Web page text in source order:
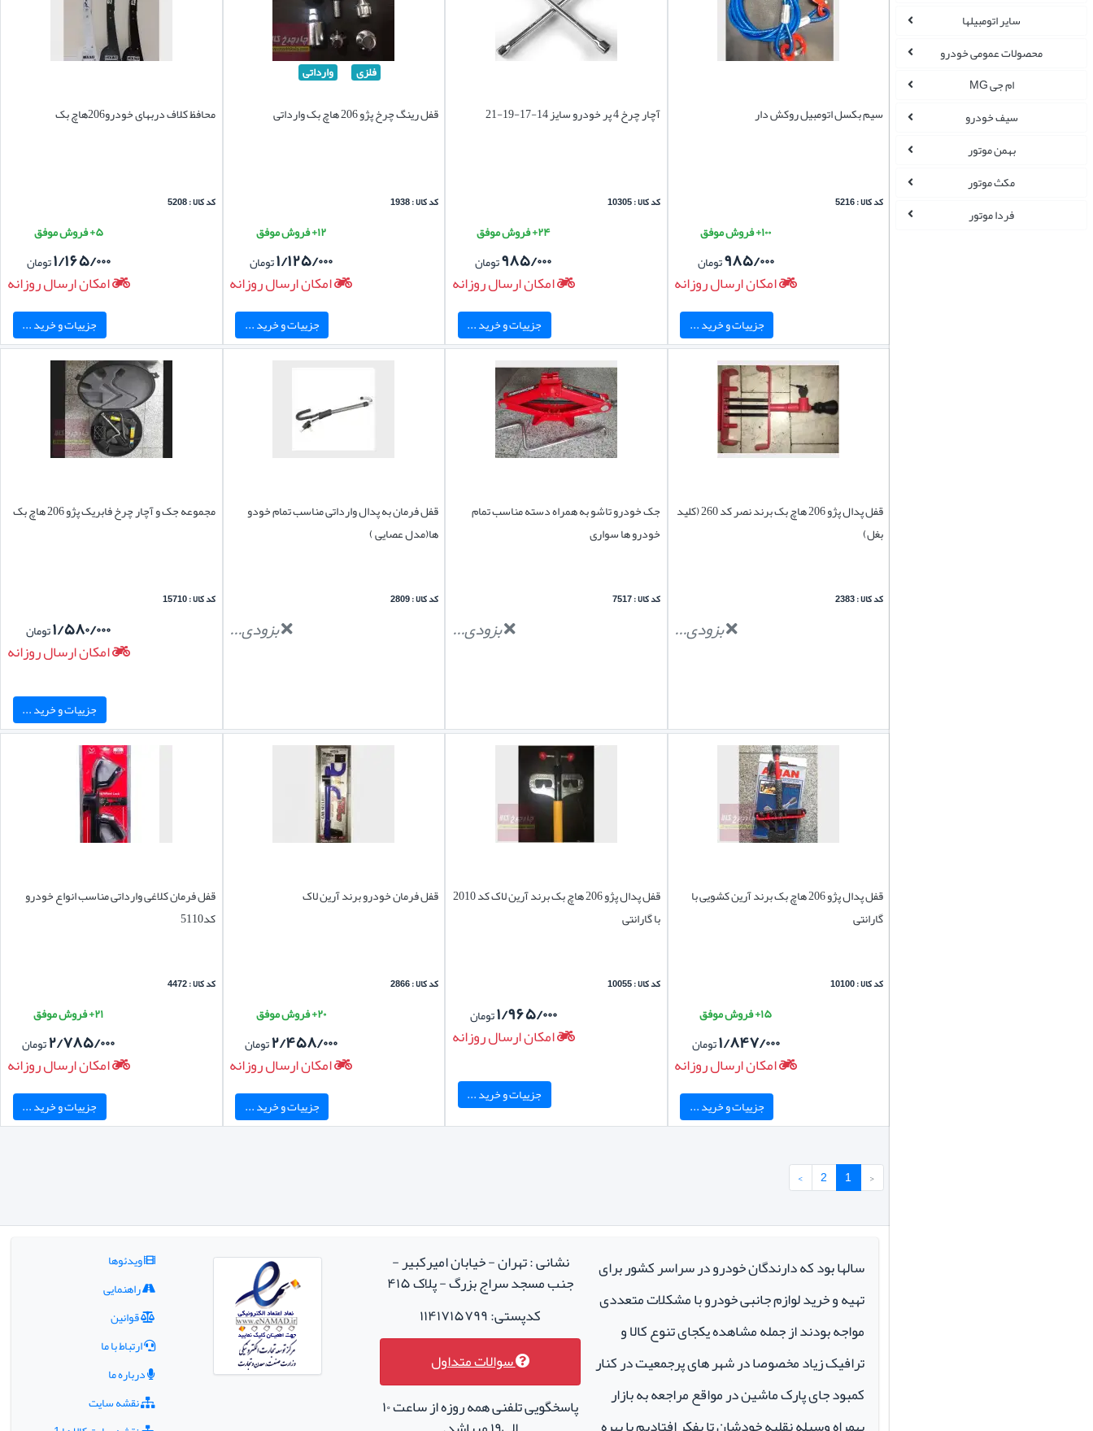
سایر اتومبیلها
محصولات عمومی خودرو
ام جی MG
سیف خودرو
بهمن موتور
مکث موتور
فردا موتور
سیم بکسل اتومبیل روکش دار
کد کالا : 5216
۱۰۰+ فروش موفق
۹۸۵/۰۰۰تومان
امکان ارسال روزانه
جزییات و خرید ...
آچار چرخ 4 پر خودرو سایز 14-17-19-21
کد کالا : 10305
۲۴+ فروش موفق
۹۸۵/۰۰۰تومان
امکان ارسال روزانه
جزییات و خرید ...
فلزی وارداتی
قفل رینگ چرخ پژو 206 هاچ بک وارداتی
کد کالا : 1938
۱۲+ فروش موفق
۱/۱۲۵/۰۰۰تومان
امکان ارسال روزانه
جزییات و خرید ...
محافظ کلاف دربهای خودرو206هاچ بک
کد کالا : 5208
۵+ فروش موفق
۱/۱۶۵/۰۰۰تومان
امکان ارسال روزانه
جزییات و خرید ...
قفل پدال پژو 206 هاچ بک برند نصر کد 260 (کلید
بغل)
کد کالا : 2383
بزودی...
جک خودرو تاشو به همراه دسته مناسب تمام
خودرو ها سواری
کد کالا : 7517
بزودی...
قفل فرمان به پدال وارداتی مناسب تمام خودو
ها(مدل عصایی )
کد کالا : 2809
بزودی...
مجموعه جک و آچار چرخ فابریک پژو 206 هاچ بک
کد کالا : 15710
۱/۵۸۰/۰۰۰تومان
امکان ارسال روزانه
جزییات و خرید ...
قفل پدال پژو 206 هاچ بک برند آرین کشویی با
گارانتی
کد کالا : 10100
۱۵+ فروش موفق
۱/۸۴۷/۰۰۰تومان
امکان ارسال روزانه
جزییات و خرید ...
قفل پدال پژو 206 هاچ بک برند آرین لاک کد 2010
با گارانتی
کد کالا : 10055
۱/۹۶۵/۰۰۰تومان
امکان ارسال روزانه
جزییات و خرید ...
قفل فرمان خودرو برند آرین لاک
کد کالا : 2866
۲۰+ فروش موفق
۲/۴۵۸/۰۰۰تومان
امکان ارسال روزانه
جزییات و خرید ...
قفل فرمان کلاغی وارداتی مناسب انواع خودرو
کد5110
کد کالا : 4472
۲۱+ فروش موفق
۲/۷۸۵/۰۰۰تومان
امکان ارسال روزانه
جزییات و خرید ...
‹
1
2
›
سالها بود که دارندگان خودرو در سراسر کشور برای
تهیه و خرید لوازم جانبی خودرو با مشکلات متعددی
مواجه بودند از جمله مشاهده یکجای تنوع کالا و
ترافیک زیاد مخصوصا در شهر های پرجمعیت در کنار
کمبود جای پارک ماشین در مواقع مراجعه به بازار
نشانی : تهران - خیابان امیرکبیر -
جنب مسجد سراج بزرگ - پلاک ۴۱۵
کدپستی: ۱۱۴۱۷۱۵۷۹۹
سوالات متداول
پاسخگویی تلفنی همه روزه از ساعت ۱۰
ویدئوها
راهنمایی
قوانین
ارتباط با ما
درباره ما
نقشه سایت